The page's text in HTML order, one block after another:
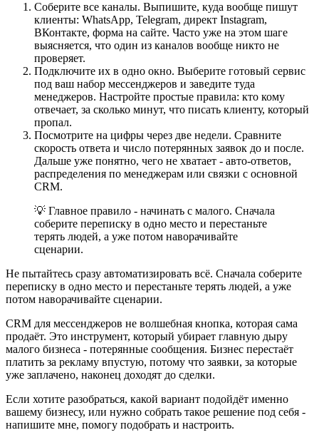
Соберите все каналы. Выпишите, куда вообще пишут
клиенты: WhatsApp, Telegram, директ Instagram,
ВКонтакте, форма на сайте. Часто уже на этом шаге
выясняется, что один из каналов вообще никто не
проверяет.
Подключите их в одно окно. Выберите готовый сервис
под ваш набор мессенджеров и заведите туда
менеджеров. Настройте простые правила: кто кому
отвечает, за сколько минут, что писать клиенту, который
пропал.
Посмотрите на цифры через две недели. Сравните
скорость ответа и число потерянных заявок до и после.
Дальше уже понятно, чего не хватает - авто-ответов,
распределения по менеджерам или связки с основной
CRM.
💡 Главное правило - начинать с малого. Сначала
соберите переписку в одно место и перестаньте
терять людей, а уже потом наворачивайте
сценарии.
Не пытайтесь сразу автоматизировать всё. Сначала соберите
переписку в одно место и перестаньте терять людей, а уже
потом наворачивайте сценарии.
CRM для мессенджеров не волшебная кнопка, которая сама
продаёт. Это инструмент, который убирает главную дыру
малого бизнеса - потерянные сообщения. Бизнес перестаёт
платить за рекламу впустую, потому что заявки, за которые
уже заплачено, наконец доходят до сделки.
Если хотите разобраться, какой вариант подойдёт именно
вашему бизнесу, или нужно собрать такое решение под себя -
напишите мне, помогу подобрать и настроить.